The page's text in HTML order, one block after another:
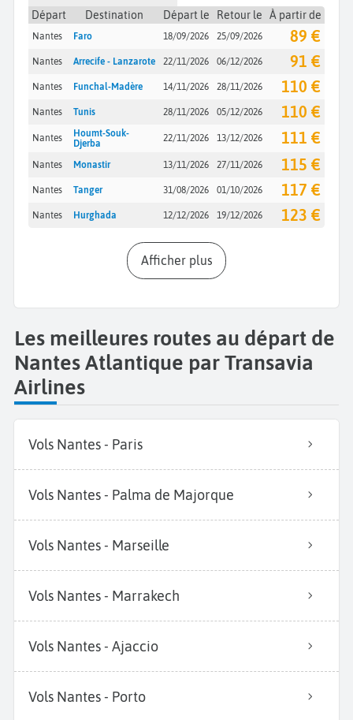
Départ
Destination Départ le Retour le À partir de
Nantes Faro 18/09/2026 25/09/2026 89 €
Nantes Arrecife - Lanzarote 22/11/2026 06/12/2026 91 €
Nantes Funchal-Madère 14/11/2026 28/11/2026 110 €
Nantes Tunis 28/11/2026 05/12/2026 110 €
Nantes
Houmt-Souk-
Djerba
22/11/2026 13/12/2026 111 €
Nantes Monastir 13/11/2026 27/11/2026 115 €
Nantes Tanger 31/08/2026 01/10/2026 117 €
Nantes Hurghada 12/12/2026 19/12/2026 123 €
Afficher plus
Les meilleures routes au départ de
Nantes Atlantique par Transavia
Airlines
Vols Nantes - Paris
Vols Nantes - Palma de Majorque
Vols Nantes - Marseille
Vols Nantes - Marrakech
Vols Nantes - Ajaccio
Vols Nantes - Porto